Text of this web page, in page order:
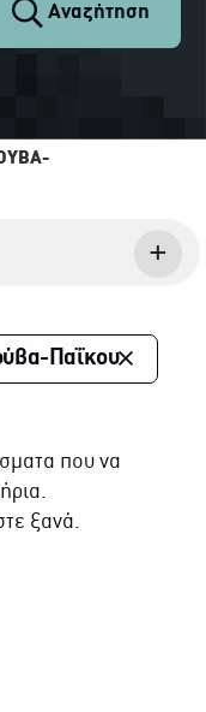
Αναζήτηση
Παΐκου
που να
ξανά.